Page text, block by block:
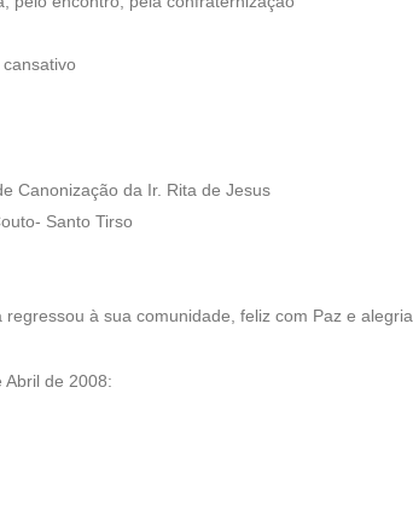
Canonização da Ir. Rita de Jesus
Santo Tirso
à sua comunidade, feliz com Paz e alegria.
de 2008: